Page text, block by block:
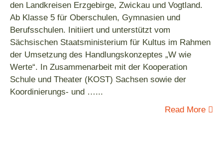
den Landkreisen Erzgebirge, Zwickau und Vogtland.
Ab Klasse 5 für Oberschulen, Gymnasien und
Berufsschulen. Initiiert und unterstützt vom
Sächsischen Staatsministerium für Kultus im Rahmen
der Umsetzung des Handlungskonzeptes „W wie
Werte“. In Zusammenarbeit mit der Kooperation
Schule und Theater (KOST) Sachsen sowie der
Koordinierungs- und …...
Read More